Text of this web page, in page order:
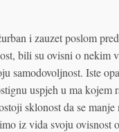
i zauzet poslom
bili su ovisni o nekim
samodovoljnost. Iste
uspjeh u ma kojem
sklonost da se
iz vida svoju ovisnost